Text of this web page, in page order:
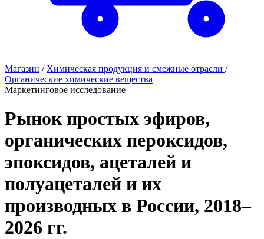
Магазин / Химическая продукция и смежные отрасли /
Органические химические вещества
Маркетинговое исследование
Рынок простых эфиров,
органических пероксидов,
эпоксидов, ацеталей и
полуацеталей и их
производных в России, 2018–
2026 гг.